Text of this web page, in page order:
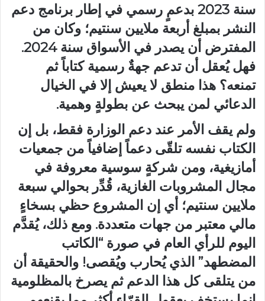
سنة 2023 بدعمٍ رسمي في إطار برنامج دعم
النشر بمبلغ أربعة ملايين سنتيم؛ وكان من
المفترض أن يصدر في الأسواق سنة 2024.
فهل يُعقل أن تدعم جهةٌ رسمية كتاباً ثم
تمنعه؟ هذا منطق لا يعيش إلا في الخيال
الدعائي لمن يبحث عن بطولةٍ وهمية.
ولم يقف الأمر عند دعم الوزارة فقط، بل إن
الكتاب نفسه تلقّى دعماً إضافياً من جمعيات
أمازيغية، ومن شركةٍ سوسية معروفة في
مجال المشروبات الغازية، قُدِّر بحوالي سبعة
ملايين سنتيم؛ أي إن المشروع حظي بسخاءٍ
مالي معتبر من جهات متعددة. ومع ذلك، يُقدَّم
اليوم للرأي العام في صورة “الكاتب
المضطهد” الذي يُحارب ويُقصى! والحقيقة أن
من يتلقى كل هذا الدعم ثم يصرخ بالمظلومية